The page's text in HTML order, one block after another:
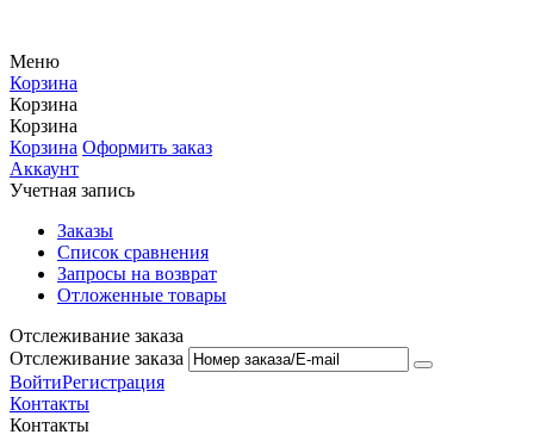
Меню
Корзина
Корзина
Корзина
Корзина Оформить заказ
Аккаунт
Учетная запись
Заказы
Список сравнения
Запросы на возврат
Отложенные товары
Отслеживание заказа
Отслеживание заказа
ВойтиРегистрация
Контакты
Контакты